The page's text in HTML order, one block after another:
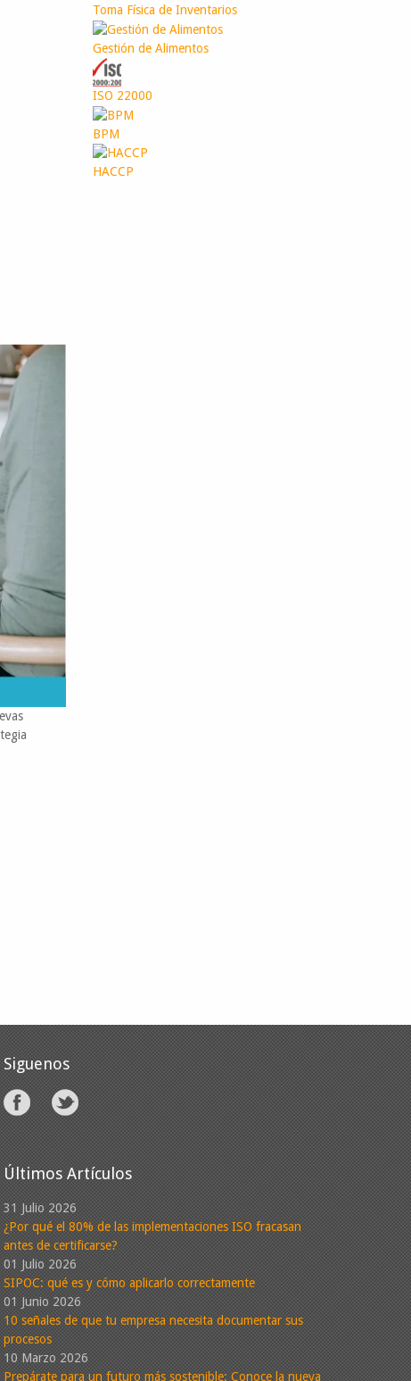
Toma Física de Inventarios
Gestión de Alimentos
ISO 22000
BPM
HACCP
Siguenos
Últimos Artículos
31 Julio 2026
¿Por qué el 80% de las implementaciones ISO fracasan
antes de certificarse?
01 Julio 2026
SIPOC: qué es y cómo aplicarlo correctamente
01 Junio 2026
10 señales de que tu empresa necesita documentar sus
procesos
10 Marzo 2026
Prepárate para un futuro más sostenible: Conoce la nueva